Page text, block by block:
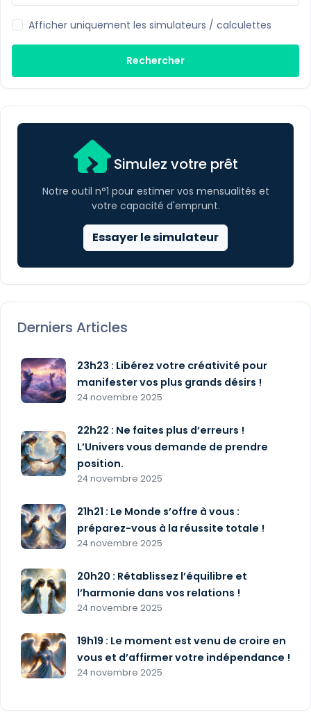
Afficher uniquement les simulateurs / calculettes
Rechercher
Simulez votre prêt
Notre outil n°1 pour estimer vos mensualités et
votre capacité d'emprunt.
Essayer le simulateur
Derniers Articles
23h23 : Libérez votre créativité pour
manifester vos plus grands désirs !
24 novembre 2025
22h22 : Ne faites plus d’erreurs !
L’Univers vous demande de prendre
position.
24 novembre 2025
21h21 : Le Monde s’offre à vous :
préparez-vous à la réussite totale !
24 novembre 2025
20h20 : Rétablissez l’équilibre et
l’harmonie dans vos relations !
24 novembre 2025
19h19 : Le moment est venu de croire en
vous et d’affirmer votre indépendance !
24 novembre 2025